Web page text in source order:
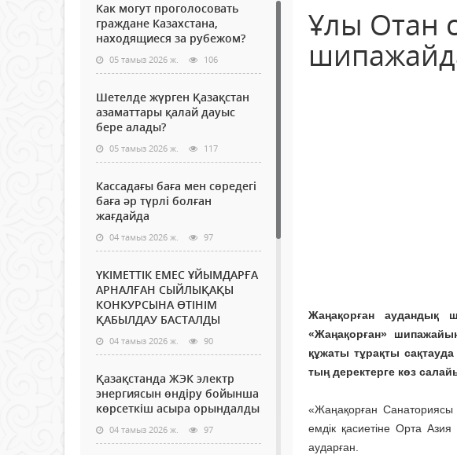
Как могут проголосовать
граждане Казахстана,
находящиеся за рубежом?
05 тамыз 2026 ж. 106
Шетелде жүрген Қазақстан
азаматтары қалай дауыс
бере алады?
05 тамыз 2026 ж. 117
Кассадағы баға мен сөредегі
баға әр түрлі болған
жағдайда
04 тамыз 2026 ж. 97
ҮКІМЕТТІК ЕМЕС ҰЙЫМДАРҒА
АРНАЛҒАН СЫЙЛЫҚАҚЫ
КОНКУРСЫНА ӨТІНІМ
ҚАБЫЛДАУ БАСТАЛДЫ
04 тамыз 2026 ж. 90
Қазақстанда ЖЭК электр
энергиясын өндіру бойынша
көрсеткіш асыра орындалды
04 тамыз 2026 ж. 97
Ұлы Отан
Жаңақорған аудандық
«Жаңақорған»
құжаты тұрақты
тың деректерге көз
«Жаңақорған Санаториясы
емдік қасиетіне Орта
аударған.